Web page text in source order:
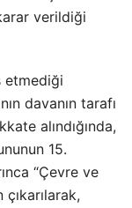
verildiği
etmediği
davanın tarafı
alındığında,
15.
“Çevre ve
çıkarılarak,